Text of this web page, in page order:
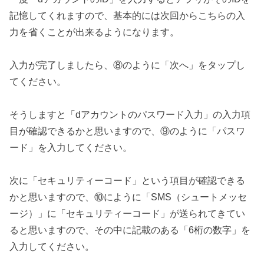
記憶してくれますので、基本的には次回からこちらの入
力を省くことが出来るようになります。
入力が完了しましたら、⑧のように「次へ」をタップし
てください。
そうしますと「dアカウントのパスワード入力」の入力項
目が確認できるかと思いますので、⑨のように「パスワ
ード」を入力してください。
次に「セキュリティーコード」という項目が確認できる
かと思いますので、⑩にように「SMS（シュートメッセ
ージ）」に「セキュリティーコード」が送られてきてい
ると思いますので、その中に記載のある「6桁の数字」を
入力してください。